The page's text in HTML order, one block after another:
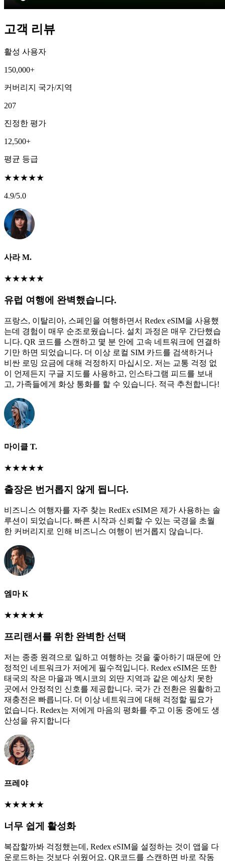
고객 리뷰
활성 사용자
150,000+
커버리지 국가/지역
207
진정한 평가
12,500+
평균 등급
★★★★★
4.9/5.0
사라 M.
★★★★★
유럽 여행에 완벽했습니다.
프랑스, 이탈리아, 스페인을 여행하면서 Redex eSIM을 사용했
는데 경험이 매우 순조로웠습니다. 설치 과정은 매우 간단했습
니다. QR 코드를 스캔하고 몇 분 안에 고속 네트워크에 연결하
기만 하면 되었습니다. 더 이상 로컬 SIM 카드를 검색하거나
비싼 로밍 요금에 대해 걱정하지 마십시오. 저는 교통 걱정 없
이 언제든지 구글 지도를 사용하고, 인스타그램 피드를 보내
고, 가족들에게 화상 통화를 할 수 있습니다. 적극 추천합니다!
마이클 T.
★★★★★
출장은 번거롭지 않게 됩니다.
비즈니스 여행자를 자주 찾는 RedEx eSIM은 제가 사용하는 솔
루션이 되었습니다. 빠른 시작과 신뢰할 수 있는 국경을 초월
한 커버리지로 인해 비즈니스 여행이 번거롭지 않습니다.
엠마 K
★★★★★
프리랜서를 위한 완벽한 선택
저는 종종 원격으로 일하고 여행하는 것을 좋아하기 때문에 안
정적인 네트워크가 저에게 필수적입니다. Redex eSIM은 또한
태국의 작은 마을과 멕시코의 외딴 지역과 같은 예상치 못한
곳에서 안정적인 신호를 제공합니다. 국가 간 전환은 원활하고
재충전은 빠릅니다. 더 이상 네트워크에 대해 걱정할 필요가
없습니다. Redex는 저에게 마음의 평화를 주고 이동 중에도 생
산성을 유지합니다
프레야
★★★★★
너무 쉽게 활성화
복잡할까봐 걱정했는데, Redex eSIM을 설정하는 것이 앱을 다
운로드하는 것보다 쉬웠어요. QR코드를 스캔하면 바로 작동